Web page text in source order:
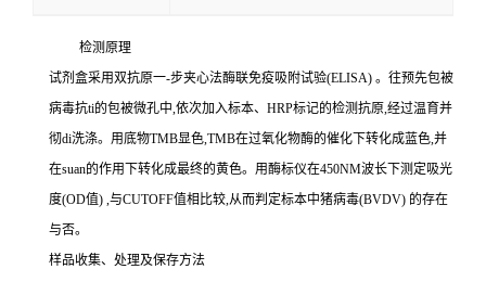
检测原理
试剂盒采用双抗原一-步夹心法酶联免疫吸附试验(ELISA) 。往预先包被
病毒抗ti的包被微孔中,依次加入标本、 HRP标记的检测抗原,经过温育并
彻di洗涤。用底物TMB显色,TMB在过氧化物酶的催化下转化成蓝色,并
在suan的作用下转化成最终的黄色。用酶标仪在450NM波长下测定吸光
度(OD值) ,与CUTOFF值相比较,从而判定标本中猪病毒(BVDV) 的存在
与否。
样品收集、处理及保存方法